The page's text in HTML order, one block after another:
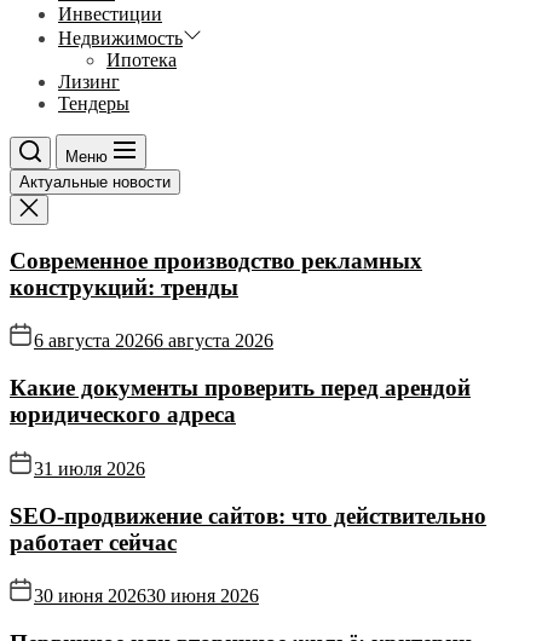
Инвестиции
Недвижимость
Ипотека
Лизинг
Тендеры
Меню
Актуальные новости
Современное производство рекламных
конструкций: тренды
6 августа 20266 августа 2026
Какие документы проверить перед арендой
юридического адреса
31 июля 2026
SEO-продвижение сайтов: что действительно
работает сейчас
30 июня 202630 июня 2026